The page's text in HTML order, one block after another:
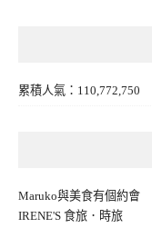
累積人氣：110,772,750
Maruko與美食有個約會
IRENE'S 食旅．時旅